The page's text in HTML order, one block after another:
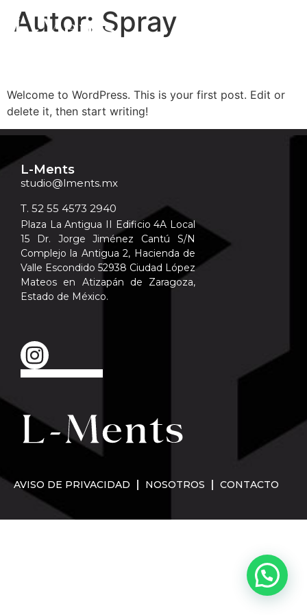
Autor: Spray
Welcome to WordPress. This is your first post. Edit or
delete it, then start writing!
L-Ments
studio@lments.mx
T. 52 55 4573 2940
Plaza La Antigua II Edificio 4A Local
15 Dr. Jorge Jiménez Cantú S/N
Complejo la Antigua 2, Hacienda de
Valle Escondido 52938 Ciudad López
Mateos en Atizapán de Zaragoza,
Estado de México.
AVISO DE PRIVACIDAD NOSOTROS CONTACTO